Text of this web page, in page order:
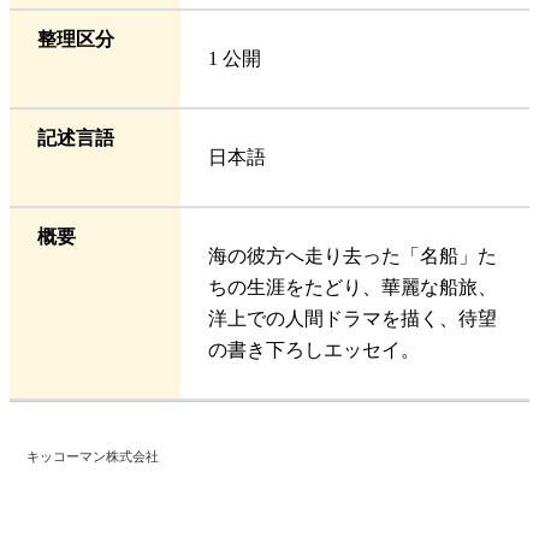
整理区分
1 公開
記述言語
日本語
概要
海の彼方へ走り去った「名船」た
ちの生涯をたどり、華麗な船旅、
洋上での人間ドラマを描く、待望
の書き下ろしエッセイ。
キッコーマン株式会社